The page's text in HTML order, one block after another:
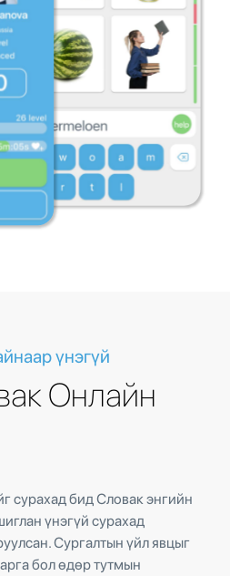
үнэгүй
Онлайн
сурахад бид Словак энгийн
үнэгүй сурахад
Сургалтын үйл явцыг
бол өдөр тутмын